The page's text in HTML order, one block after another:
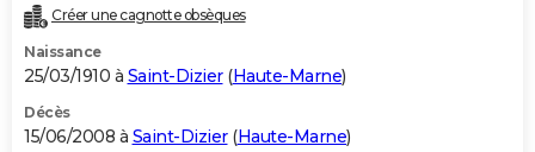
Créer une cagnotte obsèques
Naissance
25/03/1910 à Saint-Dizier(Haute-Marne)
Décès
15/06/2008 à Saint-Dizier(Haute-Marne)